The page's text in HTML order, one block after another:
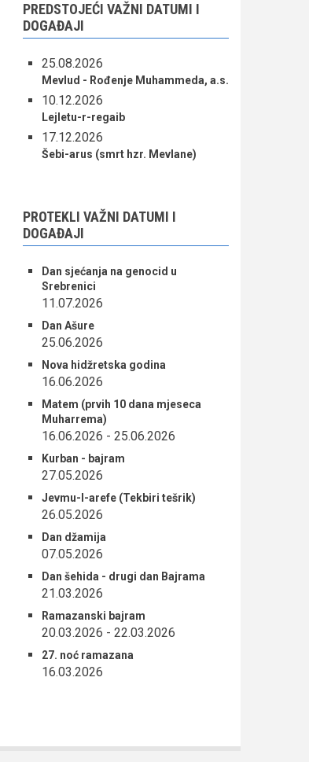
PREDSTOJEĆI VAŽNI DATUMI I
DOGAĐAJI
25.08.2026
Mevlud - Rođenje Muhammeda, a.s.
10.12.2026
Lejletu-r-regaib
17.12.2026
Šebi-arus (smrt hzr. Mevlane)
PROTEKLI VAŽNI DATUMI I
DOGAĐAJI
Dan sjećanja na genocid u
Srebrenici
11.07.2026
Dan Ašure
25.06.2026
Nova hidžretska godina
16.06.2026
Matem (prvih 10 dana mjeseca
Muharrema)
16.06.2026 - 25.06.2026
Kurban - bajram
27.05.2026
Jevmu-l-arefe (Tekbiri tešrik)
26.05.2026
Dan džamija
07.05.2026
Dan šehida - drugi dan Bajrama
21.03.2026
Ramazanski bajram
20.03.2026 - 22.03.2026
27. noć ramazana
16.03.2026